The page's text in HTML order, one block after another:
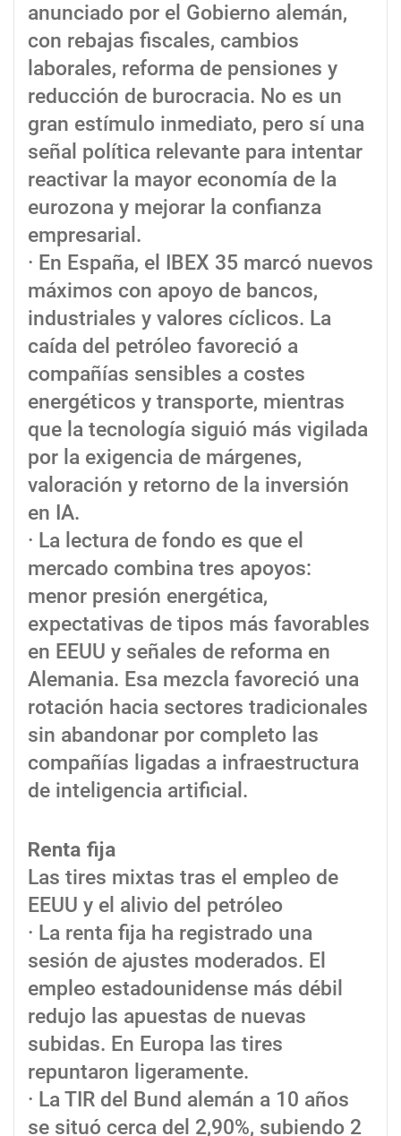
anunciado por el Gobierno alemán,
con rebajas fiscales, cambios
laborales, reforma de pensiones y
reducción de burocracia. No es un
gran estímulo inmediato, pero sí una
señal política relevante para intentar
reactivar la mayor economía de la
eurozona y mejorar la confianza
empresarial.
· En España, el IBEX 35 marcó nuevos
máximos con apoyo de bancos,
industriales y valores cíclicos. La
caída del petróleo favoreció a
compañías sensibles a costes
energéticos y transporte, mientras
que la tecnología siguió más vigilada
por la exigencia de márgenes,
valoración y retorno de la inversión
en IA.
· La lectura de fondo es que el
mercado combina tres apoyos:
menor presión energética,
expectativas de tipos más favorables
en EEUU y señales de reforma en
Alemania. Esa mezcla favoreció una
rotación hacia sectores tradicionales
sin abandonar por completo las
compañías ligadas a infraestructura
de inteligencia artificial.
Renta fija
Las tires mixtas tras el empleo de
EEUU y el alivio del petróleo
· La renta fija ha registrado una
sesión de ajustes moderados. El
empleo estadounidense más débil
redujo las apuestas de nuevas
subidas. En Europa las tires
repuntaron ligeramente.
· La TIR del Bund alemán a 10 años
se situó cerca del 2,90%, subiendo 2